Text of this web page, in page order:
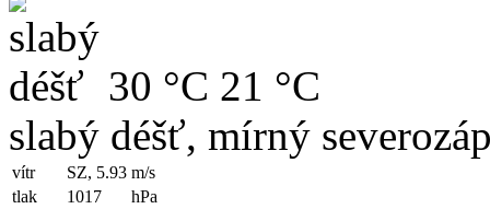
30 °C 21 °C
slabý déšť, mírný
vítr SZ, 5.93 m/s
tlak
1017
hPa